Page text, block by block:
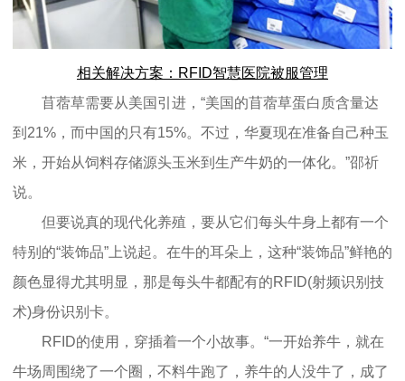
相关解决方案：RFID智慧医院被服管理
苜蓿草需要从美国引进，“美国的苜蓿草蛋白质含量达
到21%，而中国的只有15%。不过，华夏现在准备自己种玉
米，开始从饲料存储源头玉米到生产牛奶的一体化。”邵祈
说。
但要说真的现代化养殖，要从它们每头牛身上都有一个
特别的“装饰品”上说起。在牛的耳朵上，这种“装饰品”鲜艳的
颜色显得尤其明显，那是每头牛都配有的RFID(射频识别技
术)身份识别卡。
RFID的使用，穿插着一个小故事。“一开始养牛，就在
牛场周围绕了一个圈，不料牛跑了，养牛的人没牛了，成了